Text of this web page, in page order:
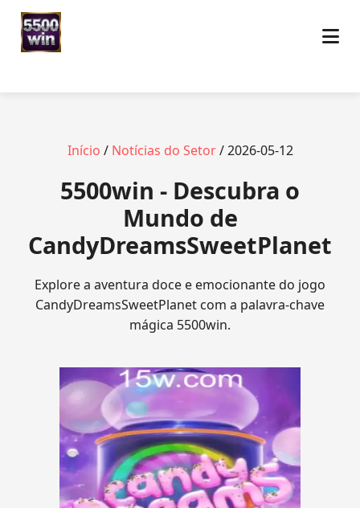
Início / Notícias do Setor/ 2026-05-12
5500win - Descubra o
Mundo de
CandyDreamsSweetPlanet
Explore a aventura doce e emocionante do jogo
CandyDreamsSweetPlanet com a palavra-chave
mágica 5500win.